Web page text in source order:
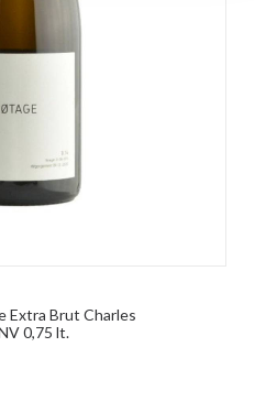
utilizza il nostro sito con i
di analisi dei dati web,
fornito loro o che hanno
Extra Brut Charles
0,75 lt.